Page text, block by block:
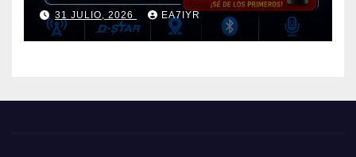
31 JULIO, 2026 EA7IYR